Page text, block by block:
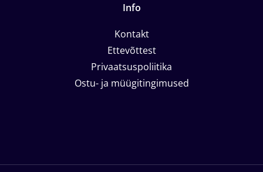
Info
Kontakt
Ettevõttest
Privaatsuspoliitika
Ostu- ja müügitingimused